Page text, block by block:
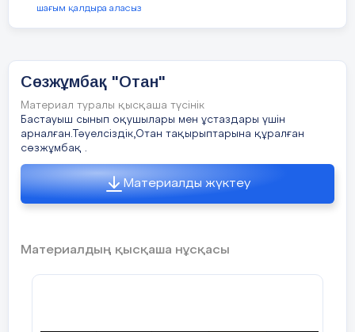
шағым қалдыра аласыз
Сөзжұмбақ "Отан"
Материал туралы қысқаша түсінік
Бастауыш сынып оқушылары мен ұстаздары үшін
арналған.Тәуелсіздік,Отан тақырыптарына құралған
сөзжұмбақ .
Материалды жүктеу
Материалдың қысқаша нұсқасы